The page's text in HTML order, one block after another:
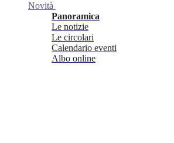
Novità
Panoramica
Le notizie
Le circolari
Calendario eventi
Albo online